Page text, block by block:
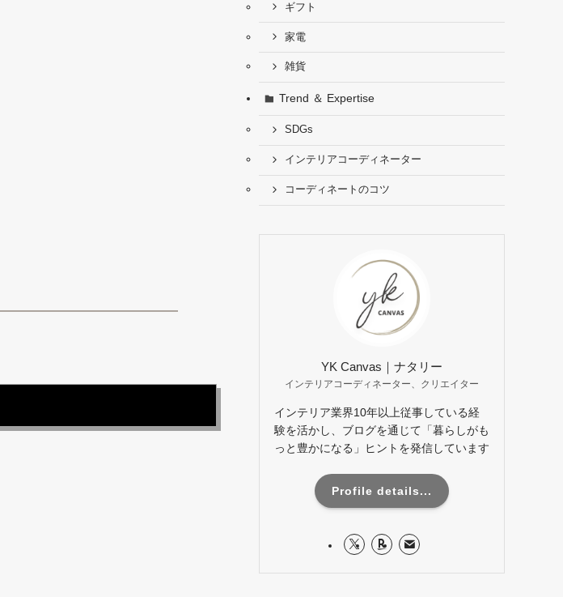
ギフト
家電
雑貨
Trend ＆ Expertise
SDGs
インテリアコーディネーター
コーディネートのコツ
YK Canvas｜ナタリー
インテリアコーディネーター、クリエイター
インテリア業界10年以上従事している経
験を活かし、ブログを通じて「暮らしがも
っと豊かになる」ヒントを発信しています
Profile details...